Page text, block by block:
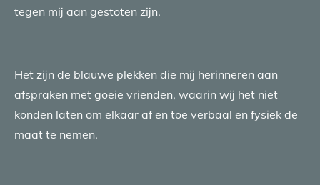
tegen mij aan gestoten zijn.
Het zijn de blauwe plekken die mij herinneren aan
afspraken met goeie vrienden, waarin wij het niet
konden laten om elkaar af en toe verbaal en fysiek de
maat te nemen.